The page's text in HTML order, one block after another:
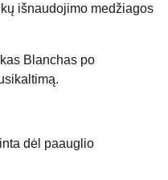
išnaudojimo medžiagos
Blanchas po
dėl paauglio